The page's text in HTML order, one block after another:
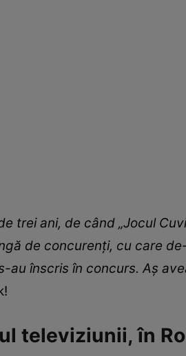
trei ani, de când „Jocul
de concurenți, cu care
au înscris în concurs. Aș
televiziunii, în